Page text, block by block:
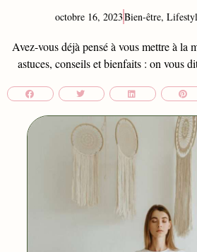
octobre 16, 2023Bien-être,
Avez-vous déjà pensé à vous mettre à la
astuces, conseils et bienfaits : on vous